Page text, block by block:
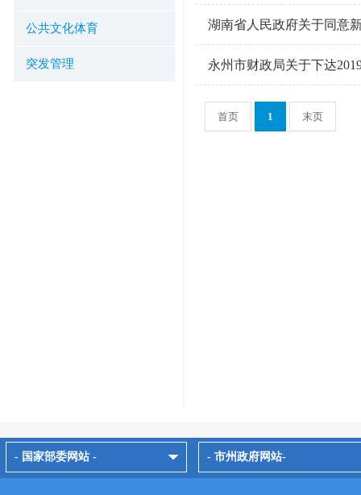
公共文化体育
突发管理
湖南省人民政府关于同意
永州市财政局关于下达
首页 1 末页
- 国家部委网站 - - 市州政府网站-